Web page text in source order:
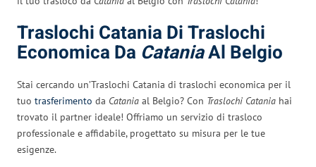
Traslochi Catania Di Traslochi
Economica Da CataniaAl Belgio
Stai cercando un’Traslochi Catania di traslochi economica per il
tuo trasferimento da Catania al Belgio? Con Traslochi Catania hai
trovato il partner ideale! Offriamo un servizio di trasloco
professionale e affidabile, progettato su misura per le tue
esigenze.